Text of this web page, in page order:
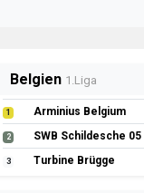
Belgien 1.Liga
1 Arminius Belgium
2 SWB Schildesche 05
3 Turbine Brügge